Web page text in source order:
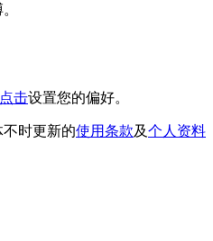
点击设置您的偏好。
时更新的使用条款及个人资料